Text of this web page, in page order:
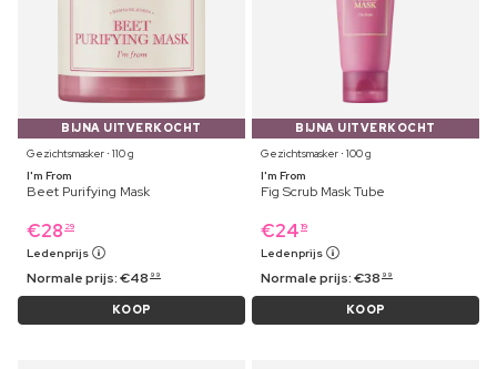
BIJNA UITVERKOCHT
Gezichtsmasker ⋅ 110 g
I'm From
Beet Purifying Mask
€28 29
Ledenprijs
Normale prijs:€48 99
KOOP
BIJNA UITVERKOCHT
Gezichtsmasker ⋅ 100 g
I'm From
Fig Scrub Mask Tube
€24 19
Ledenprijs
Normale prijs:€38 99
KOOP